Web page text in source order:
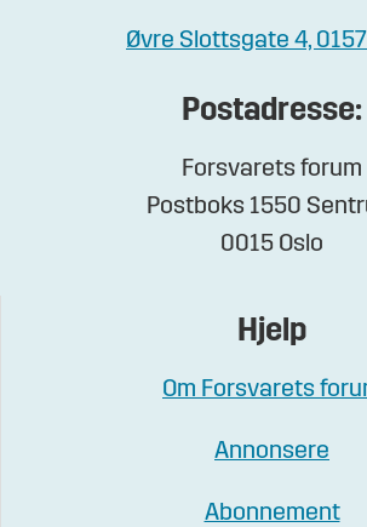
Øvre Slottsgate 4,
Postadresse:
Forsvarets forum
Postboks 1550
0015 Oslo
Hjelp
Om Forsvarets
Annonsere
Abonnement